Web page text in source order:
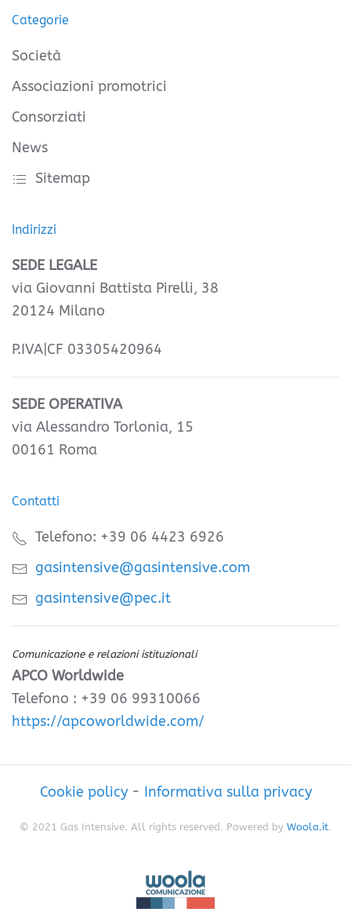
Categorie
Società
Associazioni promotrici
Consorziati
News
Sitemap
Indirizzi
SEDE LEGALE
via Giovanni Battista Pirelli, 38
20124 Milano
P.IVA|CF 03305420964
SEDE OPERATIVA
via Alessandro Torlonia, 15
00161 Roma
Contatti
Telefono: +39 06 4423 6926
gasintensive@gasintensive.com
gasintensive@pec.it
Comunicazione e relazioni istituzionali
APCO Worldwide
Telefono : +39 06 99310066
https://apcoworldwide.com/
Cookie policy- Informativa sulla privacy
© 2021 Gas Intensive. All rights reserved. Powered by Woola.it.